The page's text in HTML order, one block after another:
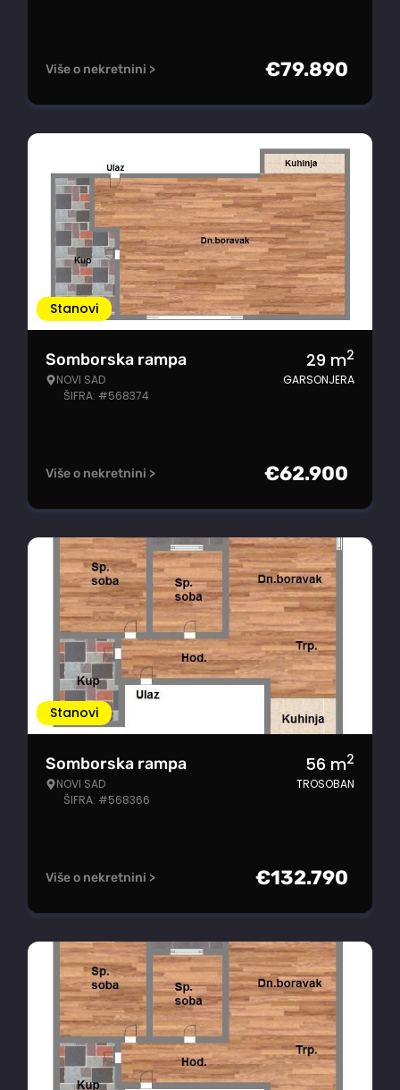
Više o nekretnini > €79.890
Stanovi
Somborska rampa
NOVI SAD
ŠIFRA: #568374
29 m2
GARSONJERA
Više o nekretnini > €62.900
Stanovi
Somborska rampa
NOVI SAD
ŠIFRA: #568366
56 m2
TROSOBAN
Više o nekretnini > €132.790